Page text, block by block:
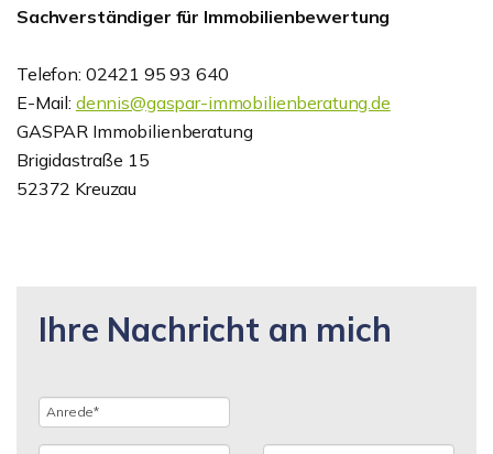
Sachverständiger für Immobilienbewertung
Telefon: 02421 95 93 640
E-Mail: dennis@gaspar-immobilienberatung.de
GASPAR Immobilienberatung
Brigidastraße 15
52372 Kreuzau
Ihre Nachricht an mich